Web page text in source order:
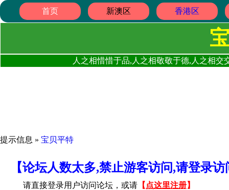
首页 新澳区 香港区
人之相惜惜于品,人之相敬敬于德,人之相
提示信息 » 宝贝平特
【论坛人数太多,禁止游客访问,请登录
请直接登录用户访问论坛，或请 【 点这里注册】